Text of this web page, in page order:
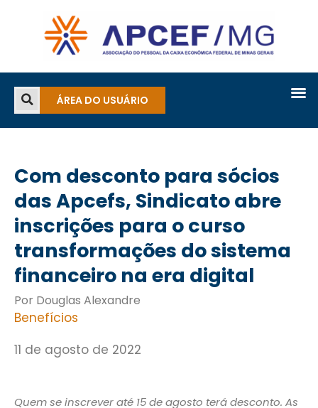
ÁREA DO USUÁRIO
Com desconto para sócios
das Apcefs, Sindicato abre
inscrições para o curso
transformações do sistema
financeiro na era digital
Por Douglas Alexandre
Benefícios
11 de agosto de 2022
Quem se inscrever até 15 de agosto terá desconto. As